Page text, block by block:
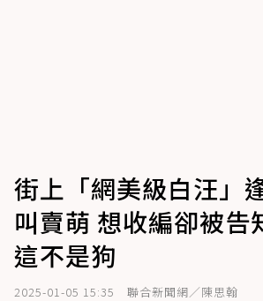
街上「網美級白汪」
叫賣萌 想收編卻被告
這不是狗
2025-01-05 15:35 聯合新聞網／陳思翰